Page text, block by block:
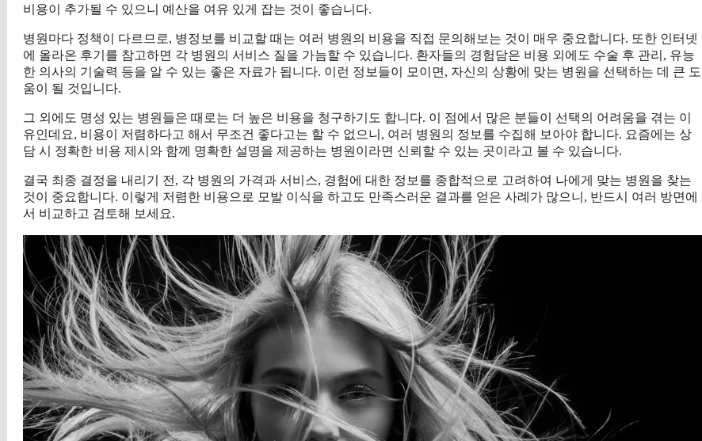
비용이 추가될 수 있으니 예산을 여유 있게 잡는 것이 좋습니다.
병원마다 정책이 다르므로, 병정보를 비교할 때는 여러 병원의 비용을 직접 문의해보는 것이 매우 중요합니다. 또한 인터넷
에 올라온 후기를 참고하면 각 병원의 서비스 질을 가늠할 수 있습니다. 환자들의 경험담은 비용 외에도 수술 후 관리, 유능
한 의사의 기술력 등을 알 수 있는 좋은 자료가 됩니다. 이런 정보들이 모이면, 자신의 상황에 맞는 병원을 선택하는 데 큰 도
움이 될 것입니다.
그 외에도 명성 있는 병원들은 때로는 더 높은 비용을 청구하기도 합니다. 이 점에서 많은 분들이 선택의 어려움을 겪는 이
유인데요, 비용이 저렴하다고 해서 무조건 좋다고는 할 수 없으니, 여러 병원의 정보를 수집해 보아야 합니다. 요즘에는 상
담 시 정확한 비용 제시와 함께 명확한 설명을 제공하는 병원이라면 신뢰할 수 있는 곳이라고 볼 수 있습니다.
결국 최종 결정을 내리기 전, 각 병원의 가격과 서비스, 경험에 대한 정보를 종합적으로 고려하여 나에게 맞는 병원을 찾는
것이 중요합니다. 이렇게 저렴한 비용으로 모발 이식을 하고도 만족스러운 결과를 얻은 사례가 많으니, 반드시 여러 방면에
서 비교하고 검토해 보세요.